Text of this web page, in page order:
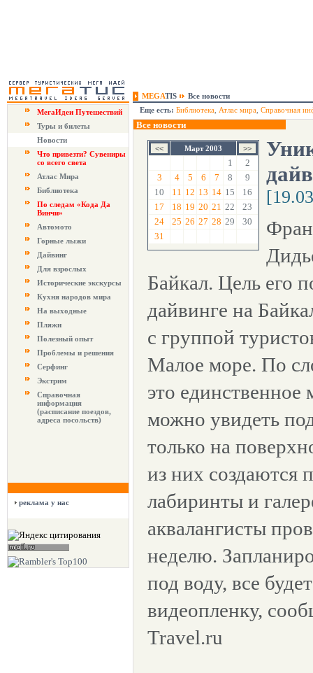
MEGATIS
Все новости
МегаИдеи Путешествий
Туры и билеты
Новости
Что привезти? Сувениры
со всего света
Атлас Мира
Библиотека
По следам «Кода Да
Винчи»
Автомото
Горные лыжи
Дайвинг
Для взрослых
Исторические экскурсы
Кухня народов мира
На выходные
Пляжи
Полезный опыт
Проблемы и решения
Серфинг
Экстрим
Справочная
информация
(расписание поездов,
адреса посольств)
реклама у нас
Еще есть: Библиотека Атлас мира Справочная
Все новости
Март 2003
1
2
3
4 5 6 7 8
9
10
11 12 13 14 15
16
17
18 19 20 21 22
23
24
25 26 27 28 29
30
31
Байкал. Цель его
дайвинге на
с группой
Малое море. По
это единственное
можно увидеть
только на
из них создаются
лабиринты и
аквалангисты
неделю.
под воду, все
видеопленку,
Travel.ru